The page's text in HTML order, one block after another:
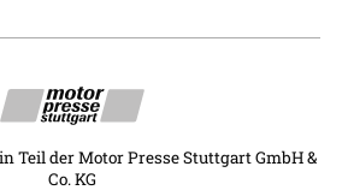
Teil der Motor Presse Stuttgart GmbH &
Co. KG